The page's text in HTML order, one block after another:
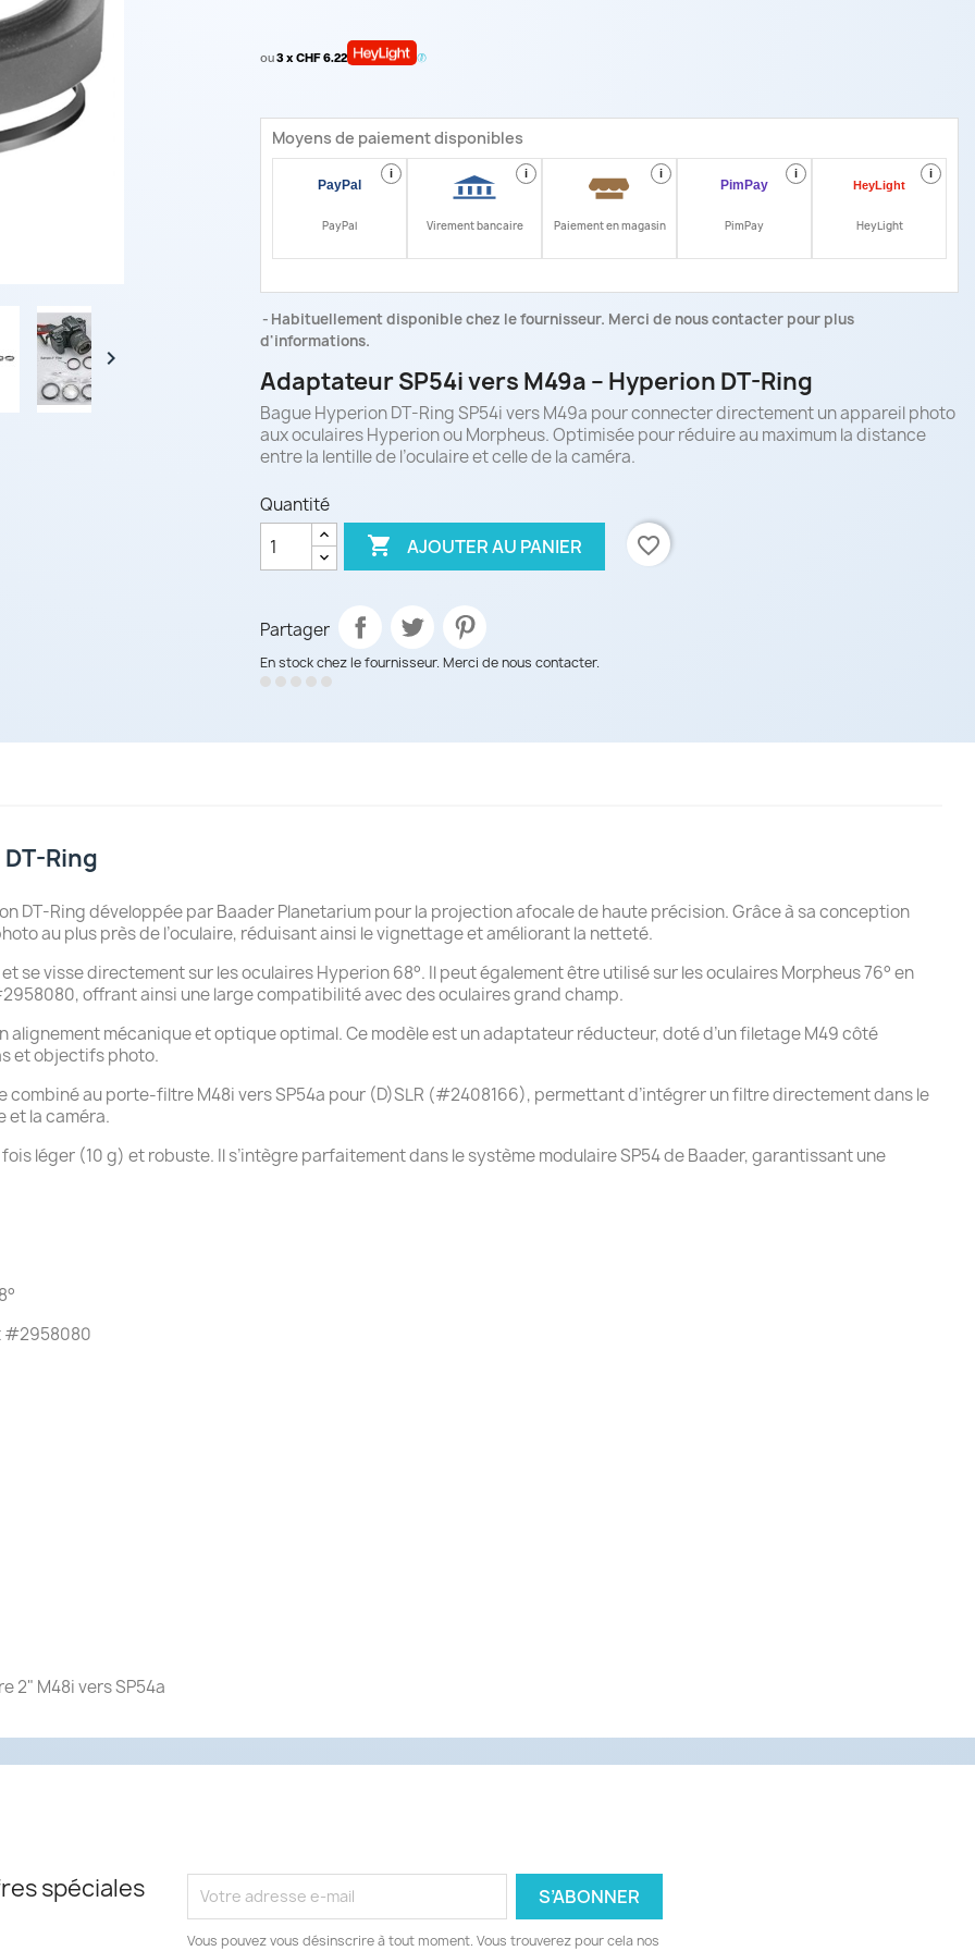

ou3 x CHF 6.22
Moyens de paiement disponibles
i
PayPal
i
Virement bancaire
i
Paiement en magasin
i
PimPay
i
HeyLight
Habituellement disponible chez le fournisseur. Merci de nous contacter pour plus
d'informations.
Adaptateur SP54i vers M49a – Hyperion DT-Ring
Bague Hyperion DT-Ring SP54i vers M49a pour connecter directement un appareil photo
aux oculaires Hyperion ou Morpheus. Optimisée pour réduire au maximum la distance
entre la lentille de l’oculaire et celle de la caméra.
Quantité
 AJOUTER AU PANIER favorite_border
Partager
En stock chez le fournisseur. Merci de nous contacter.
Ring
DT-Ring développée par Baader Planetarium pour la projection afocale de haute précision. Grâce à sa conception
au plus près de l’oculaire, réduisant ainsi le vignettage et améliorant la netteté.
se visse directement sur les oculaires Hyperion 68°. Il peut également être utilisé sur les oculaires Morpheus 76° en
offrant ainsi une large compatibilité avec des oculaires grand champ.
alignement mécanique et optique optimal. Ce modèle est un adaptateur réducteur, doté d’un filetage M49 côté
et objectifs photo.
combiné au porte-filtre M48i vers SP54a pour (D)SLR (#2408166), permettant d’intégrer un filtre directement dans le
et la caméra.
léger (10 g) et robuste. Il s’intègre parfaitement dans le système modulaire SP54 de Baader, garantissant une
#2958080
2" M48i vers SP54a
spéciales
Vous pouvez vous désinscrire à tout moment. Vous trouverez pour cela nos